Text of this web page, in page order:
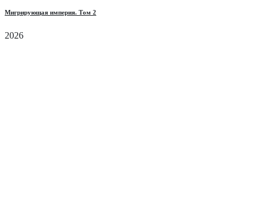
Мигрирующая империя. Том 2
2026